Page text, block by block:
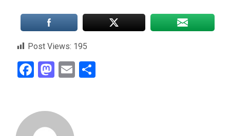
Post Views: 195
Facebook
Mastodon
Email